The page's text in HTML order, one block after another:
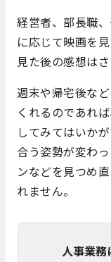
経営者、部長職
に応じて映画を
見た後の感想は
週末や帰宅後な
くれるのであれ
してみてはいか
合う姿勢が変わ
ンなどを見つめ
れません。
人事業務